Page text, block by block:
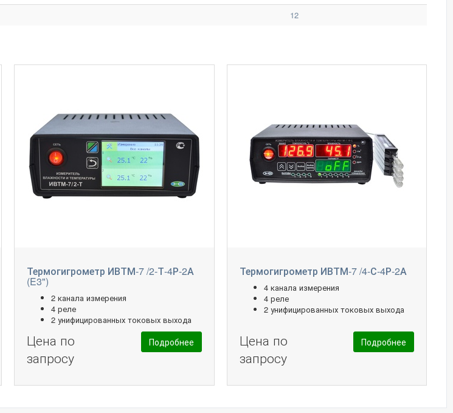
12
Термогигрометр ИВТМ-7 /2-Т-4Р-2А
(E3")
2 канала измерения
4 реле
2 унифицированных токовых выхода
Цена по
запросу
Подробнее
Термогигрометр ИВТМ-7 /4-С-4Р-2А
4 канала измерения
4 реле
2 унифицированных токовых выхода
Цена по
запросу
Подробнее